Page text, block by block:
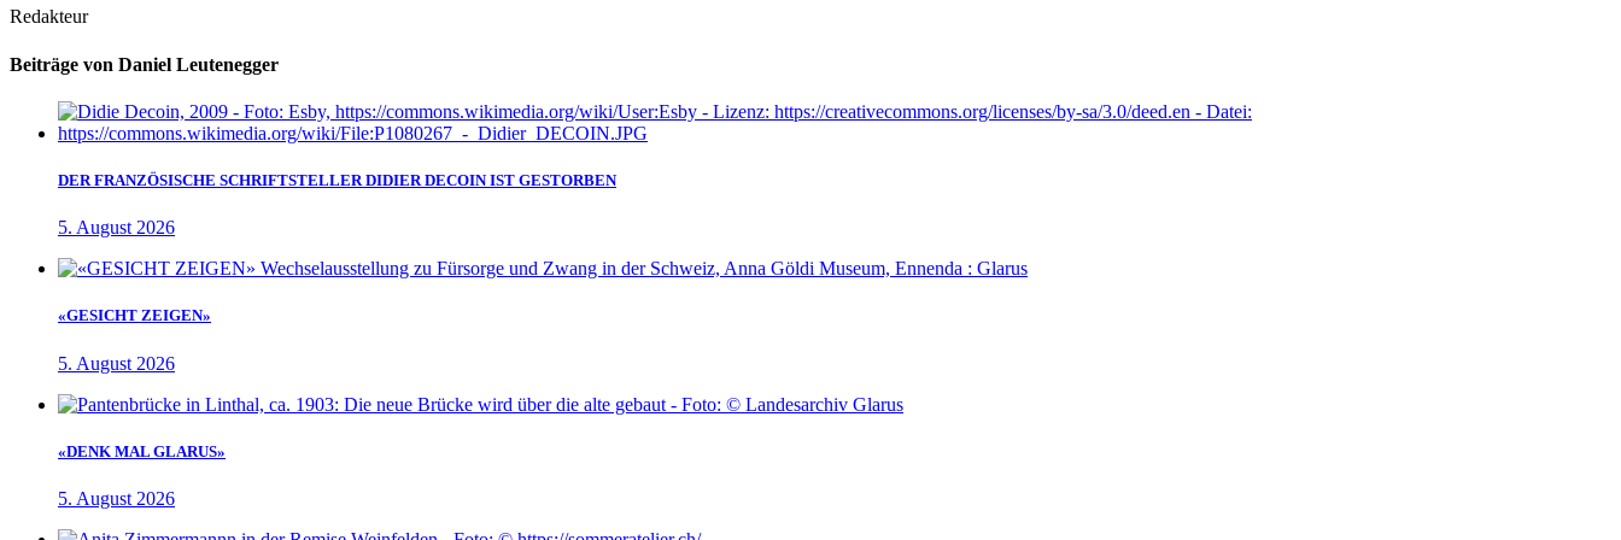
Redakteur
Beiträge von Daniel Leutenegger
DER FRANZÖSISCHE SCHRIFTSTELLER DIDIER DECOIN IST GESTORBEN
5. August 2026
«GESICHT ZEIGEN»
5. August 2026
«DENK MAL GLARUS»
5. August 2026